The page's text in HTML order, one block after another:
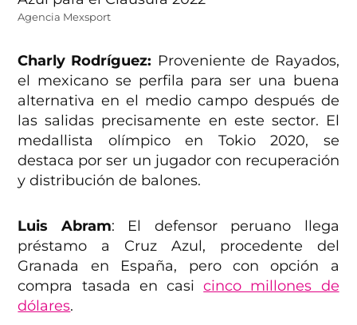
Agencia Mexsport
Charly Rodríguez: Proveniente de Rayados,
el mexicano se perfila para ser una buena
alternativa en el medio campo después de
las salidas precisamente en este sector. El
medallista olímpico en Tokio 2020, se
destaca por ser un jugador con recuperación
y distribución de balones.
Luis Abram: El defensor peruano llega
préstamo a Cruz Azul, procedente del
Granada en España, pero con opción a
compra tasada en casicinco millones de
dólares.